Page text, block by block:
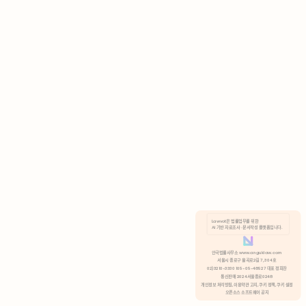
분석 쿠키 허용
Lawvot은 법률업무를 위한
AI 기반 자료조사 · 문서작성 플랫폼입니다.
안국법률사무소 www.anguklaw.com
서울시 종로구 율곡로2길 7, 304호
02)3210-3330 105-05-48527 대표 정희찬
통신판매 2024서울종로0248
개인정보 처리방침, 이용약관 고지, 쿠키 정책, 쿠키 설정
오픈소스 소프트웨어 공지